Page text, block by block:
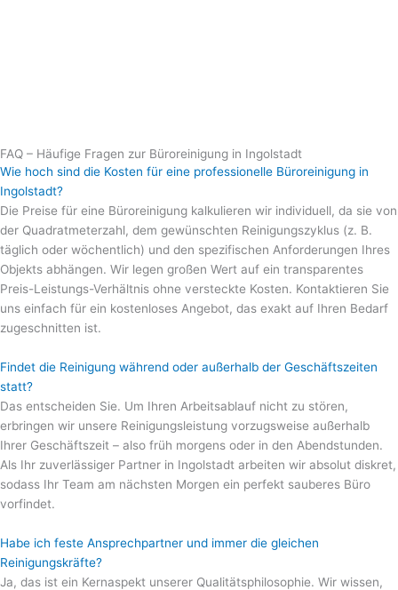
FAQ – Häufige Fragen zur Büroreinigung in Ingolstadt
Wie hoch sind die Kosten für eine professionelle Büroreinigung in
Ingolstadt?
Die Preise für eine Büroreinigung kalkulieren wir individuell, da sie von
der Quadratmeterzahl, dem gewünschten Reinigungszyklus (z. B.
täglich oder wöchentlich) und den spezifischen Anforderungen Ihres
Objekts abhängen. Wir legen großen Wert auf ein transparentes
Preis-Leistungs-Verhältnis ohne versteckte Kosten. Kontaktieren Sie
uns einfach für ein kostenloses Angebot, das exakt auf Ihren Bedarf
zugeschnitten ist.
Findet die Reinigung während oder außerhalb der Geschäftszeiten
statt?
Das entscheiden Sie. Um Ihren Arbeitsablauf nicht zu stören,
erbringen wir unsere Reinigungsleistung vorzugsweise außerhalb
Ihrer Geschäftszeit – also früh morgens oder in den Abendstunden.
Als Ihr zuverlässiger Partner in Ingolstadt arbeiten wir absolut diskret,
sodass Ihr Team am nächsten Morgen ein perfekt sauberes Büro
vorfindet.
Habe ich feste Ansprechpartner und immer die gleichen
Reinigungskräfte?
Ja, das ist ein Kernaspekt unserer Qualitätsphilosophie. Wir wissen,